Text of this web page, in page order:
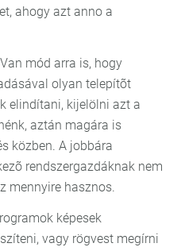
ahogy azt anno a
Van mód arra is, hogy
olyan telepítõt
elindítani, kijelölni azt a
aztán magára is
közben. A jobbára
rendszergazdáknak nem
mennyire hasznos.
képesek
vagy rögvest megírni